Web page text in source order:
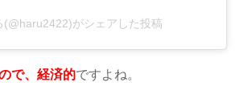
(@haru2422)がシェアした投稿
で、経済的ですよね。